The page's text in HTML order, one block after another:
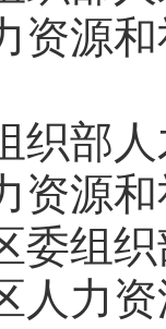
源和
部人
源和
组织
力资